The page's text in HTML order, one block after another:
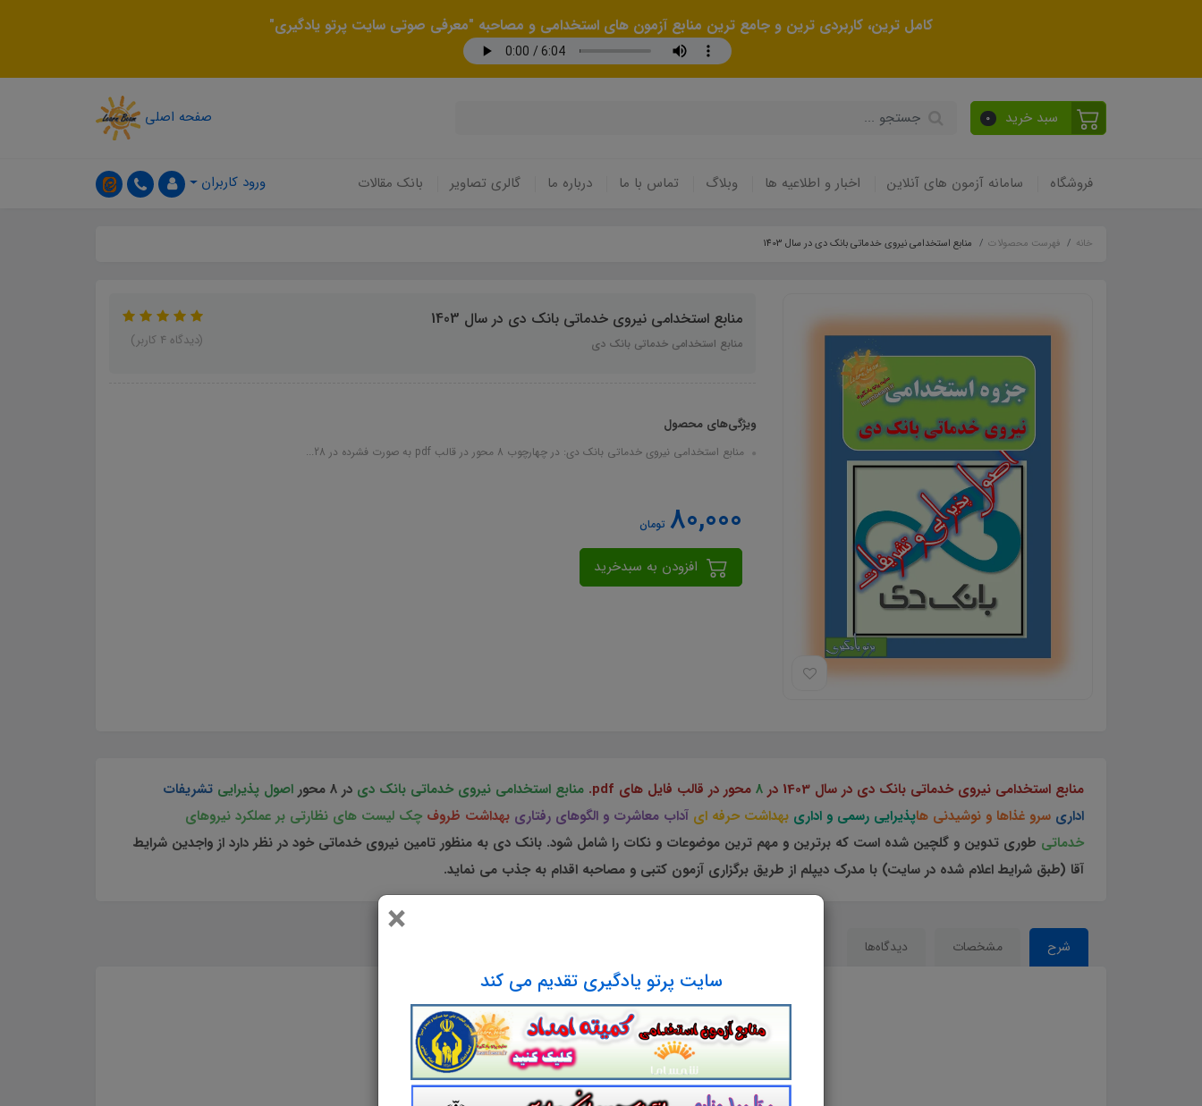
کامل ترین، کاربردی ترین و جامع ترین منابع آزمون های استخدامی و مصاحبه "معرفی صوتی سایت پرتو یادگیری"
سبد خرید 0 صفحه اصلی
فروشگاه سامانه آزمون های آنلاین اخبار و اطلاعیه ها وبلاگ تماس با ما درباره ما گالری تصاویر بانک مقالات ورود کاربران
×
سایت پرتو یادگیری تقدیم می کند
خانه فهرست محصولات منابع استخدامی نیروی خدماتی بانک دی در سال 1403
منابع استخدامی نیروی خدماتی بانک دی در سال 1403
منابع استخدامی خدماتی بانک دی (دیدگاه 4 کاربر)
ویژگی‌های محصول
منابع استخدامی نیروی خدماتی بانک دی: در چهارچوب 8 محور در قالب pdf به صورت فشرده در 28...
80,000 تومان
منابع استخدامی نیروی خدماتی بانک دی در سال 1403 در محور در قالب فایل های pdf. منابع استخدامی نیروی خدماتی بانک دی در 8 محور اصول پذیرایی تشریفات
اداری سرو غذاها و نوشیدنی هاپذیرایی رسمی و اداری بهداشت حرفه ای آداب معاشرت و الگوهای رفتاری بهداشت ظروف چک لیست های نظارتی بر عملکرد نیروهای
خدماتی طوری تدوین و گلچین شده است که برترین و مهم ترین موضوعات و نکات را شامل شود. بانک دی به منظور تامین نیروی خدماتی خود در نظر دارد از واجدین شرایط
آقا (طبق شرایط اعلام شده در سایت) با مدرک دیپلم از طریق برگزاری آزمون کتبی و مصاحبه اقدام به جذب می نماید.
شرح مشخصات دیدگاه‌ها
منابع استخدامی نیروی خدماتی بانک دیدر سال 1403
شامل 8 محور در قالب فایل pdf